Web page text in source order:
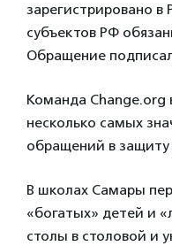
зарегистрировано в
субъектов РФ
Обращение
Команда Change.org
несколько самых
обращений в защиту
В школах Самары
«богатых» детей и
столы в столовой и